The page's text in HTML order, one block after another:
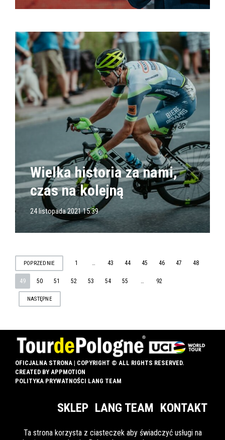
Wielka historia za nami,
czas na kolejną
24 listopada 2021 15:39
STRONICOWANIE
WPISÓW
POPRZEDNIE 1 … 43 44 45 46 47 48
49 50 51 52 53 54 55 … 92
NASTĘPNE
OFICJALNA STRONA | COPYRIGHT © ALL RIGHTS RESERVED.
CREATED BY APPMOTION
POLITYKA PRYWATNOŚCI LANG TEAM
SKLEP LANG TEAM KONTAKT
Ta strona korzysta z ciasteczek aby świadczyć usługi na